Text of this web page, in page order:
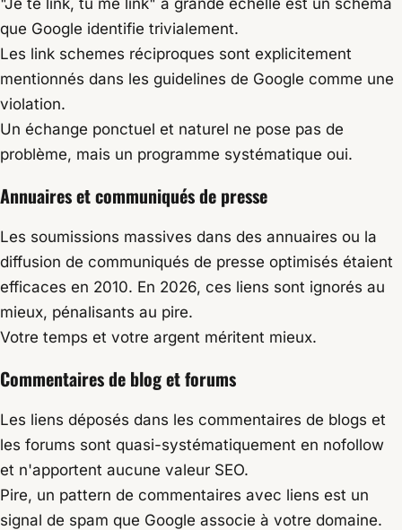
"Je te link, tu me link" à grande échelle est un schéma
que Google identifie trivialement.
Les link schemes réciproques sont explicitement
mentionnés dans les guidelines de Google comme une
violation.
Un échange ponctuel et naturel ne pose pas de
problème, mais un programme systématique oui.
Annuaires et communiqués de presse
Les soumissions massives dans des annuaires ou la
diffusion de communiqués de presse optimisés étaient
efficaces en 2010. En 2026, ces liens sont ignorés au
mieux, pénalisants au pire.
Votre temps et votre argent méritent mieux.
Commentaires de blog et forums
Les liens déposés dans les commentaires de blogs et
les forums sont quasi-systématiquement en nofollow
et n'apportent aucune valeur SEO.
Pire, un pattern de commentaires avec liens est un
signal de spam que Google associe à votre domaine.